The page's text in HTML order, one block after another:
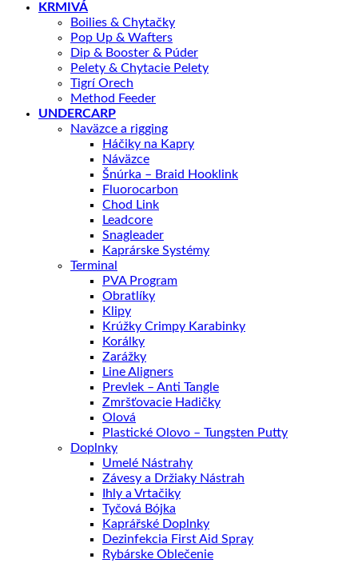
KRMIVÁ
Boilies & Chytačky
Pop Up & Wafters
Dip & Booster & Púder
Pelety & Chytacie Pelety
Tigrí Orech
Method Feeder
UNDERCARP
Naväzce a rigging
Háčiky na Kapry
Náväzce
Šnúrka – Braid Hooklink
Fluorocarbon
Chod Link
Leadcore
Snagleader
Kaprárske Systémy
Terminal
PVA Program
Obratlíky
Klipy
Krúžky Crimpy Karabinky
Korálky
Zarážky
Line Aligners
Prevlek – Anti Tangle
Zmršťovacie Hadičky
Olová
Plastické Olovo – Tungsten Putty
Doplnky
Umelé Nástrahy
Závesy a Držiaky Nástrah
Ihly a Vrtačiky
Tyčová Bójka
Kaprářské Doplnky
Dezinfekcia First Aid Spray
Rybárske Oblečenie